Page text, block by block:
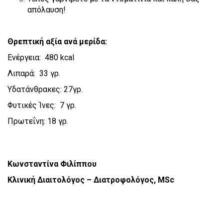
απόλαυση!
Θρεπτική αξία ανά μερίδα:
Ενέργεια: 480 kcal
Λιπαρά: 33 γρ.
Υδατάνθρακες: 27γρ.
Φυτικές Ίνες: 7 γρ.
Πρωτεΐνη: 18 γρ.
Κωνσταντίνα Φιλίππου
Κλινική Διαιτολόγος – Διατροφολόγος, MSc